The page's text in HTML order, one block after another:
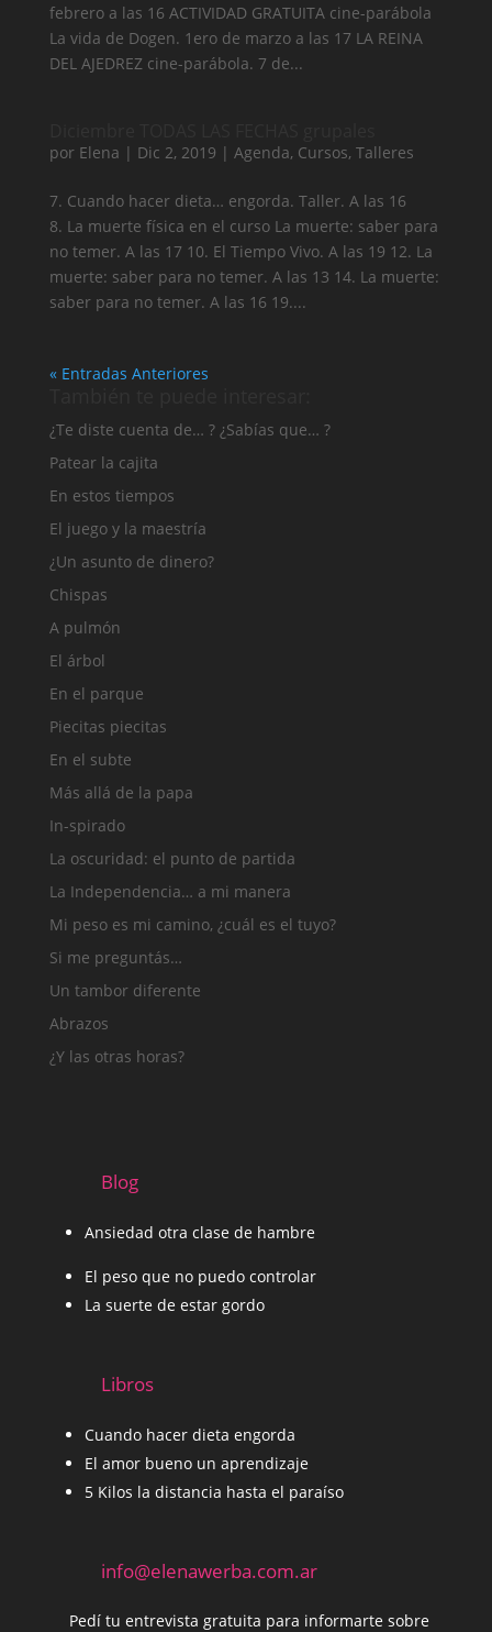
febrero a las 16 ACTIVIDAD GRATUITA cine-parábola
La vida de Dogen. 1ero de marzo a las 17 LA REINA
DEL AJEDREZ cine-parábola. 7 de...
por Elena | Dic 2, 2019 | Agenda, Cursos, Talleres
7. Cuando hacer dieta… engorda. Taller. A las 16
8. La muerte física en el curso La muerte: saber para
no temer. A las 17 10. El Tiempo Vivo. A las 19 12. La
muerte: saber para no temer. A las 13 14. La muerte:
saber para no temer. A las 16 19....
« Entradas Anteriores
¿Te diste cuenta de… ? ¿Sabías que… ?
Patear la cajita
En estos tiempos
El juego y la maestría
¿Un asunto de dinero?
Chispas
A pulmón
El árbol
En el parque
Piecitas piecitas
En el subte
Más allá de la papa
In-spirado
La oscuridad: el punto de partida
La Independencia… a mi manera
Mi peso es mi camino, ¿cuál es el tuyo?
Si me preguntás…
Un tambor diferente
Abrazos
¿Y las otras horas?
Blog
Ansiedad otra clase de hambre
El peso que no puedo controlar
La suerte de estar gordo
Libros
Cuando hacer dieta engorda
El amor bueno un aprendizaje
5 Kilos la distancia hasta el paraíso
info@elenawerba.com.ar
Pedí tu entrevista gratuita para informarte sobre